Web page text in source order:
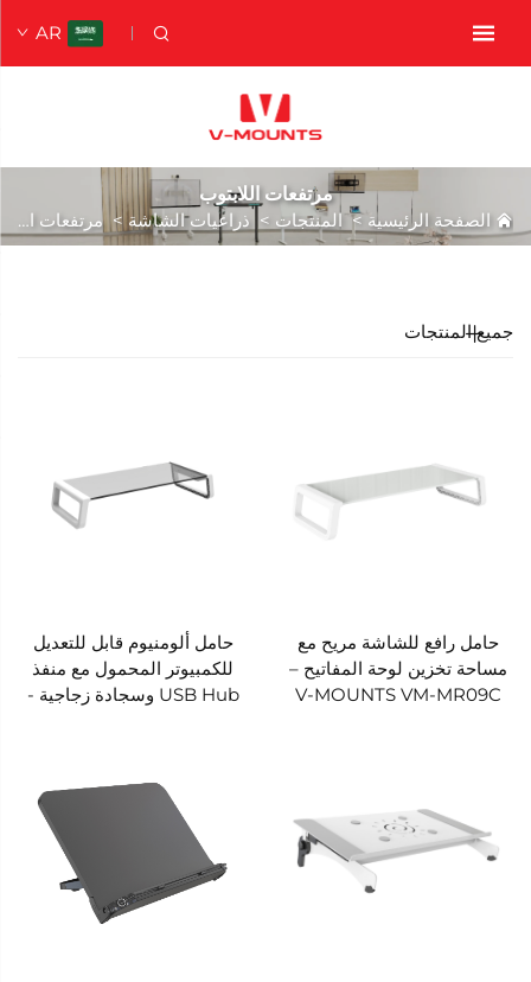
AR
مرتفعات اللابتوب
الصفحة الرئيسية >المنتجات > ذراعيات الشاشة >مرتفعات اللابتوب
جميع المنتجات
حامل رافع للشاشة مريح مع
مساحة تخزين لوحة المفاتيح –
V-MOUNTS VM-MR09C
حامل ألومنيوم قابل للتعديل
للكمبيوتر المحمول مع منفذ
USB Hub وسجادة زجاجية -